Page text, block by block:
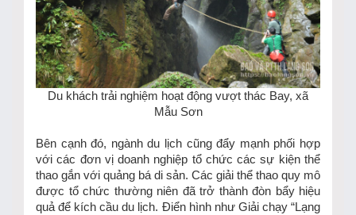
Du khách trải nghiệm hoạt động vượt thác Bay, xã
Mẫu Sơn
Bên cạnh đó, ngành du lịch cũng đẩy mạnh phối hợp
với các đơn vị doanh nghiệp tổ chức các sự kiện thể
thao gắn với quảng bá di sản. Các giải thể thao quy mô
được tổ chức thường niên đã trở thành đòn bẩy hiệu
quả để kích cầu du lịch. Điển hình như Giải chạy “Lạng